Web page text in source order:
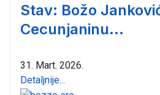
Stav: Božo
Cecunjaninu...
31. Mart. 2026.
Detaljnije...